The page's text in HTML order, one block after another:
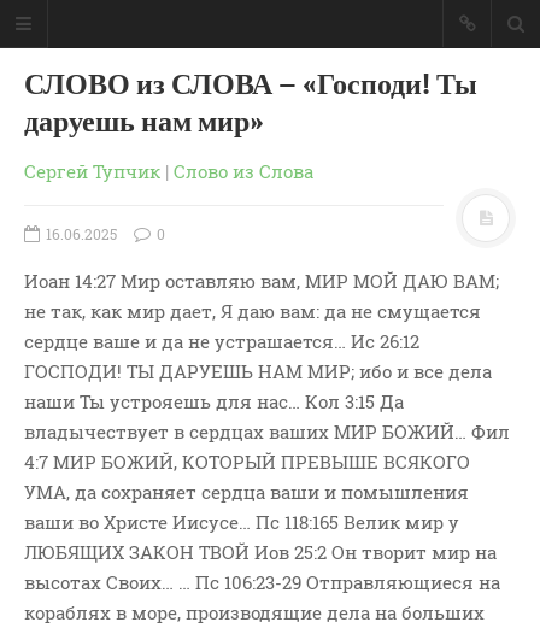
ГЛАВНАЯ
МОИ КНИГИ
СЛОВО-АУДИО
СЛОВО-ВИДЕО
ВОПРОСЫ ПАСТОРУ
СЛОВО из СЛОВА – «Господи! Ты
даруешь нам мир»
Сергей Тупчик | Слово из Слова
16.06.2025 0
Иоан 14:27 Мир оставляю вам, МИР МОЙ ДАЮ ВАМ;
не так, как мир дает, Я даю вам: да не смущается
сердце ваше и да не устрашается… Ис 26:12
ГОСПОДИ! ТЫ ДАРУЕШЬ НАМ МИР; ибо и все дела
наши Ты устрояешь для нас… Кол 3:15 Да
владычествует в сердцах ваших МИР БОЖИЙ… Фил
4:7 МИР БОЖИЙ, КОТОРЫЙ ПРЕВЫШЕ ВСЯКОГО
УМА, да сохраняет сердца ваши и помышления
ваши во Христе Иисусе… Пс 118:165 Велик мир у
ЛЮБЯЩИХ ЗАКОН ТВОЙ Иов 25:2 Он творит мир на
высотах Своих… … Пс 106:23-29 Отправляющиеся на
кораблях в море, производящие дела на больших